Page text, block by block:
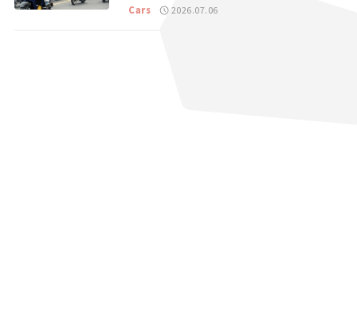
Cars 2026.07.06